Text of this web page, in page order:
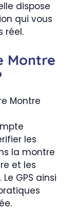
dispose
qui vous
réel.
Montre
Montre
les
la montre
et les
GPS ainsi